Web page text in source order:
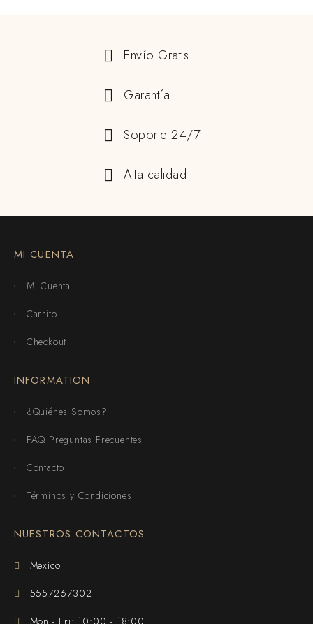
Envío Gratis
Garantía
Soporte 24/7
Alta calidad
MI CUENTA
Mi Cuenta
Carrito
Checkout
INFORMATION
¿Quiénes Somos?
FAQ Preguntas Frecuentes
Contacto
Términos y Condiciones
NUESTROS CONTACTOS
Mexico
5557267302
Mon - Fri: 10:00 - 18:00